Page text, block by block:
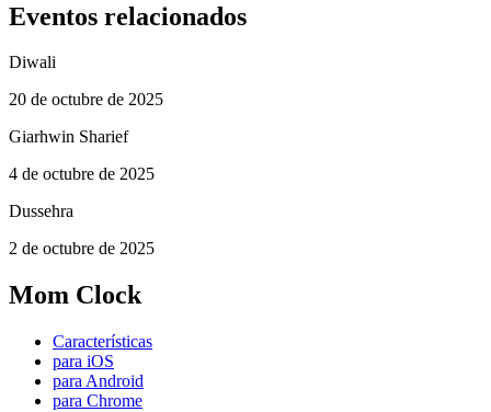
Eventos relacionados
Diwali
20 de octubre de 2025
Giarhwin Sharief
4 de octubre de 2025
Dussehra
2 de octubre de 2025
Mom Clock
Características
para iOS
para Android
para Chrome